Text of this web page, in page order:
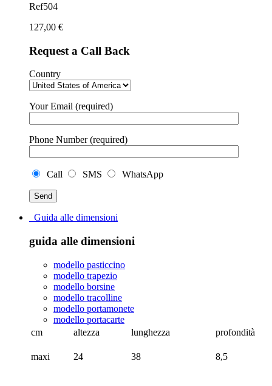
Ref504
127,00 €
Request a Call Back
Country
Your Email (required)
Phone Number (required)
Call SMS WhatsApp
Guida alle dimensioni
guida alle dimensioni
modello pasticcino
modello trapezio
modello borsine
modello tracolline
modello portamonete
modello portacarte
cm
altezza lunghezza profondità
maxi 24 38 8,5